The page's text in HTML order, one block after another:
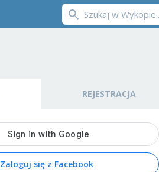
REJESTRACJA
Zaloguj się z Facebook